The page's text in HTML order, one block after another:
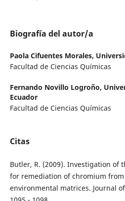
Biografía del autor/a
Paola Cifuentes Morales,
Facultad de Ciencias Químicas
Fernando Novillo Logroño,
Ecuador
Facultad de Ciencias Químicas
Citas
Butler, R. (2009). Investigation of
for remediation of chromium
environmental matrices. Journal